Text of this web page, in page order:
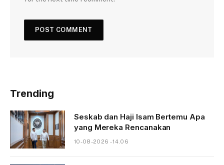
Trending
Seskab dan Haji Isam Bertemu Apa
yang Mereka Rencanakan
10-08-2026 - 14.06